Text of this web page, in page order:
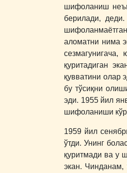
шифоланиш
берилади,
аломатни нима
қуритадиган
қувватини олар
бу тўсиқни
эди. 1955 йил
шифоланиши
1959 йил
ўтди. Унинг
қуритмади ва у
экан. Чинданам,